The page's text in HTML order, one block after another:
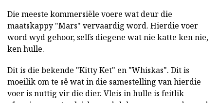
Die meeste kommersiële voere wat deur die
maatskappy "Mars" vervaardig word. Hierdie voer
word wyd gehoor, selfs diegene wat nie katte ken nie,
ken hulle.
Dit is die bekende "Kitty Ket" en "Whiskas". Dit is
moeilik om te sê wat in die samestelling van hierdie
voer is nuttig vir die dier. Vleis in hulle is feitlik